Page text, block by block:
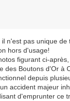
il n'est pas unique de
hors d'usage!
figurant ci-
des Boutons d'Or à
depuis
accident majeur
d'emprunter ce